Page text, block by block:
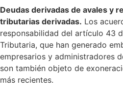
Deudas derivadas de avales y
tributarias derivadas. Los
responsabilidad del artículo 43
Tributaria, que han generado
empresarios y administradores
son también objeto de
más recientes.